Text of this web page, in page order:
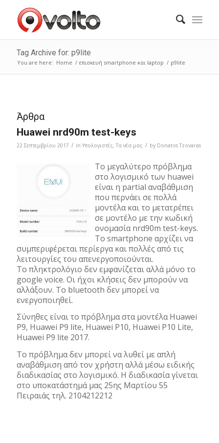
Tag Archive for: p9lite
You are here: Home / επισκευή smartphone και laptop / p9lite
Άρθρα
Huawei nrd90m test-keys
22 Σεπτεμβρίου 2017 / in Υπολογιστές,Τα νέα μας / by Donatos Tzovaras
Το μεγαλύτερο πρόβλημα
στο λογισμικό των huawei
είναι η partial αναβάθμιση
που περνάει σε πολλά
μοντέλα και το μετατρέπει
σε μοντέλο με την κωδική
ονομασία nrd90m test-keys.
Το smartphone αρχίζει να
συμπεριφέρεται περίεργα και πολλές από τις
λειτουργίες του απενεργοποιούνται.
Το πληκτρολόγιο δεν εμφανίζεται αλλά μόνο το
google voice. Οι ήχοι κλήσεις δεν μπορούν να
αλλάξουν. Το bluetooth δεν μπορεί να
ενεργοποιηθεί.
Σύνηθες είναι το πρόβλημα στα μοντέλα Huawei
P9, Huawei P9 lite, Huawei P10, Huawei P10 Lite,
Huawei P9 lite 2017.
Το πρόβλημα δεν μπορεί να λυθεί με απλή
αναβάθμιση από τον χρήστη αλλά μέσω ειδικής
διαδικασίας στο λογισμικό. Η διαδικασία γίνεται
στο υποκατάστημά μας 25ης Μαρτίου 55
Πειραιάς τηλ. 2104212212